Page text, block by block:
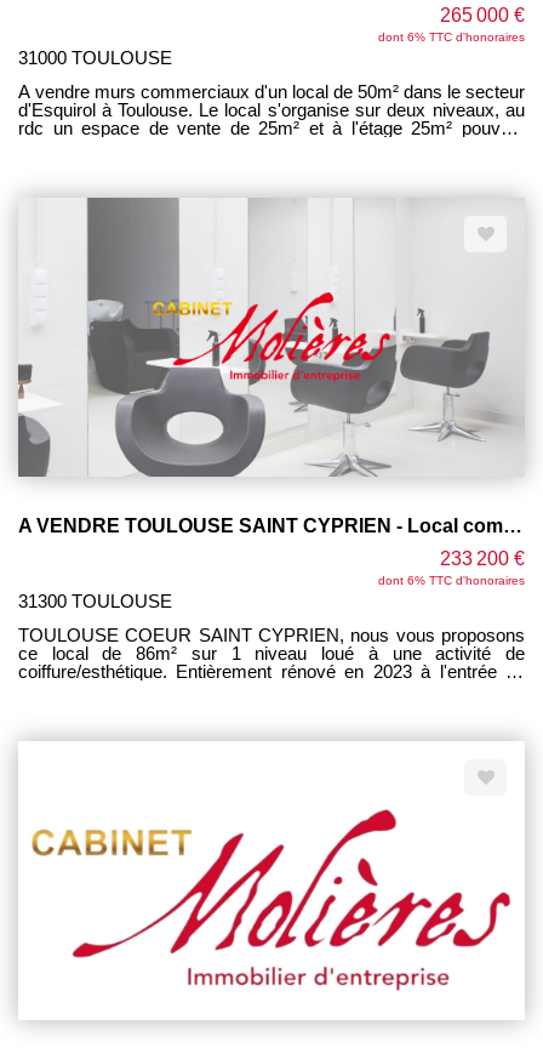
265 000 €
dont 6% TTC d'honoraires
31000 TOULOUSE
A vendre murs commerciaux d'un local de 50m² dans le secteur
d'Esquirol à Toulouse. Le local s'organise sur deux niveaux, au
rdc un espace de vente de 25m² et à l'étage 25m² pouvant
A VENDRE TOULOUSE SAINT CYPRIEN - Local commercial 86m² LOUE
233 200 €
dont 6% TTC d'honoraires
31300 TOULOUSE
TOULOUSE COEUR SAINT CYPRIEN, nous vous proposons
ce local de 86m² sur 1 niveau loué à une activité de
coiffure/esthétique. Entièrement rénové en 2023 à l'entrée du
mensuelles: 60€ Taxe foncière à la charge du bailleur DPE